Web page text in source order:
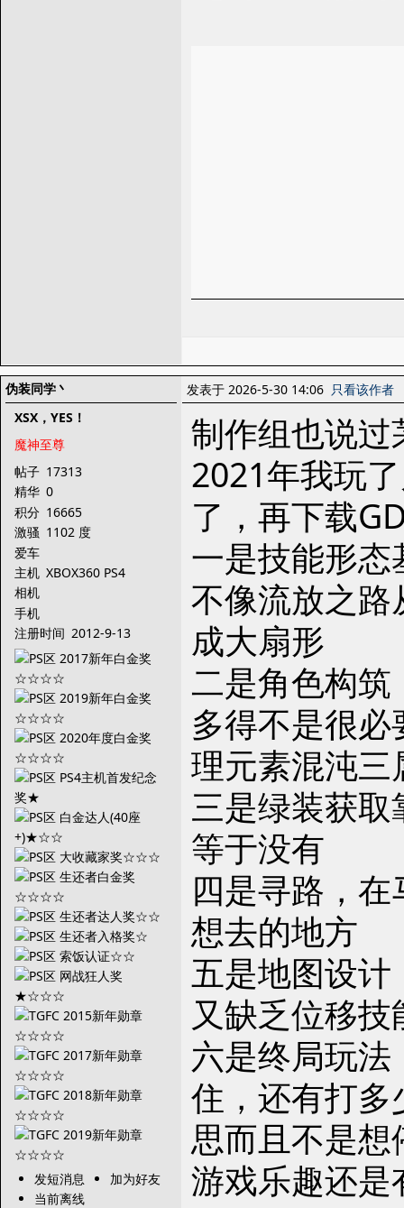
伪装同学丶
XSX，YES！
魔神至尊
帖子 17313
精华 0
积分 16665
激骚 1102 度
爱车
主机 XBOX360 PS4
相机
手机
注册时间 2012-9-13
发短消息
加为好友
当前离线
发表于 2026-5-30 14:06 只看该作者
制作组也说
2021年我玩
了，再下载
一是技能形
不像流放之
成大扇形
二是角色构
多得不是很
理元素混沌
三是绿装获
等于没有
四是寻路，
想去的地方
五是地图设
又缺乏位移
六是终局玩
住，还有打
思而且不是想
游戏乐趣还